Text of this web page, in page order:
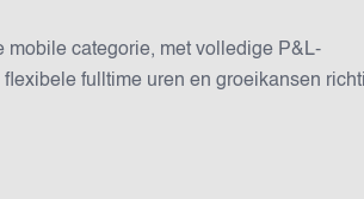
mobile categorie, met volledige P&L-
fulltime uren en groeikansen